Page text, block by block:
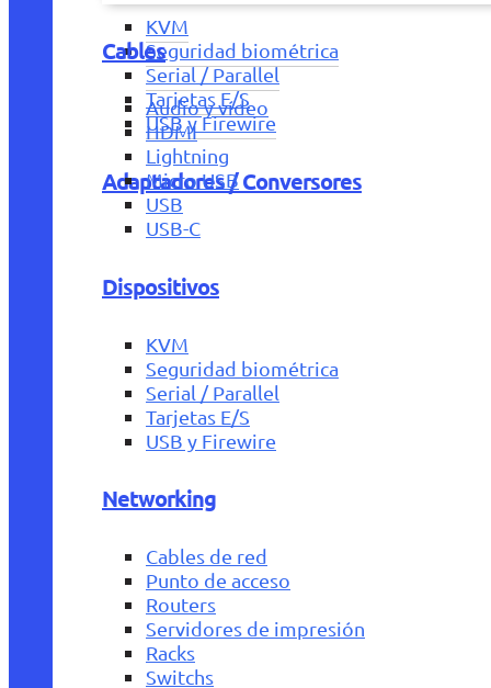
KVM
Seguridad biométrica
Serial / Parallel
Tarjetas E/S
USB y Firewire
Adaptadores / Conversores
Cables
Audio y vídeo
HDMI
Lightning
Micro USB
USB
USB-C
Dispositivos
KVM
Seguridad biométrica
Serial / Parallel
Tarjetas E/S
USB y Firewire
Networking
Cables de red
Punto de acceso
Routers
Servidores de impresión
Racks
Switchs